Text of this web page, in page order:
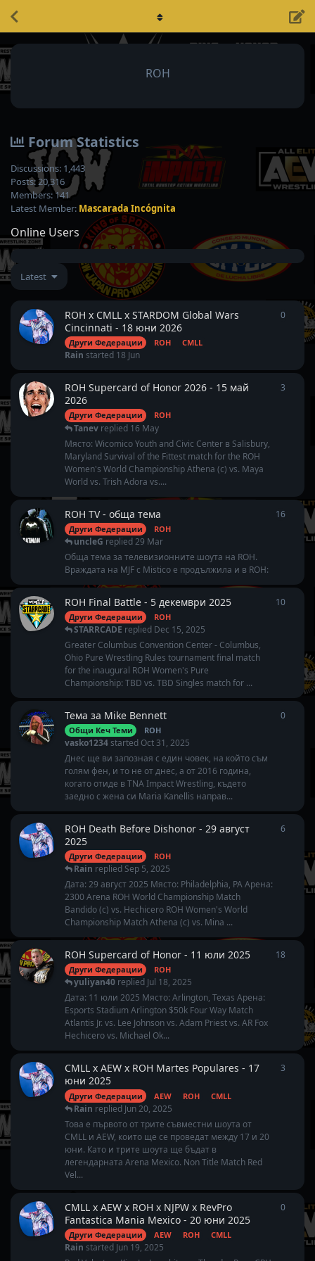
ROH
Forum Statistics
Discussions: 1,443
Posts:20,316
Members:141
Latest Member: Mascarada Incógnita
Online Users
Latest
ROH x CMLL x STARDOM Global Wars
Cincinnati - 18 юни 2026
Други Федерации ROH CMLL
Rain started 18 Jun
0
ROH Supercard of Honor 2026 - 15 май
2026
Други Федерации ROH
Tanev replied 16 May
Място: Wicomico Youth and Civic Center в Salisbury,
Maryland Survival of the Fittest match for the ROH
Women's World Championship Athena (c) vs. Maya
World vs. Trish Adora vs....
3
ROH TV - обща тема
Други Федерации ROH
uncleG replied29 Mar
Обща тема за телевизионните шоута на ROH.
Враждата на MJF с Mistico е продължила и в ROH:
16
ROH Final Battle - 5 декември 2025
Други Федерации ROH
STARRCADE replied Dec 15, 2025
Greater Columbus Convention Center - Columbus,
Ohio Pure Wrestling Rules tournament final match
for the inaugural ROH Women's Pure
Championship: TBD vs. TBD Singles match for ...
10
Тема за Mike Bennett
Общи Кеч Теми ROH
vasko1234started Oct 31, 2025
Днес ще ви запозная с един човек, на който съм
голям фен, и то не от днес, а от 2016 година,
когато отиде в TNA Impact Wrestling, където
заедно с жена си Maria Kanellis направ...
0
ROH Death Before Dishonor - 29 август
2025
Други Федерации ROH
Rain replied Sep 5, 2025
Дата: 29 август 2025 Място: Philadelphia, PA Арена:
2300 Arena ROH World Championship Match
Bandido (c) vs. Hechicero ROH Women's World
Championship Match Athena (c) vs. Mina ...
6
ROH Supercard of Honor - 11 юли 2025
Други Федерации ROH
yuliyan40 replied Jul 18, 2025
Дата: 11 юли 2025 Място: Arlington, Texas Арена:
Esports Stadium Arlington $50k Four Way Match
Atlantis Jr. vs. Lee Johnson vs. Adam Priest vs. AR Fox
Hechicero vs. Michael Ok...
18
CMLL x AEW x ROH Martes Populares - 17
юни 2025
Други Федерации AEW ROH CMLL
Rain replied Jun 20, 2025
Това е първото от трите съвместни шоута от
CMLL и AEW, които ще се проведат между 17 и 20
юни. Като и трите шоута ще бъдат в
легендарната Arena Mexico. Non Title Match Red
Vel...
3
CMLL x AEW x ROH x NJPW x RevPro
Fantastica Mania Mexico - 20 юни 2025
Други Федерации AEW ROH CMLL
Rain started Jun 19, 2025
0